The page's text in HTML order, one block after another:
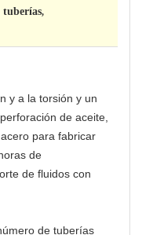
tuberías,
y a la torsión y un
de aceite,
para fabricar
de
de fluidos con
de tuberías